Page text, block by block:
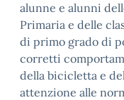
alunne e alunni
Primaria e delle
di primo grado di
corretti
della bicicletta e
attenzione alle